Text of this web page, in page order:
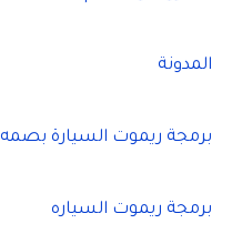
المدونة
برمجة ريموت السيارة بصمه
برمجة ريموت السياره